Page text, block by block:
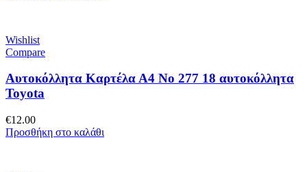
Wishlist
Compare
Αυτοκόλλητα Καρτέλα Α4 No 277 18 αυτοκόλλητα
Toyota
€12.00
Προσθήκη στο καλάθι